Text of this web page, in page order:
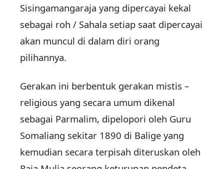
Sisingamangaraja yang dipercayai kekal
sebagai roh / Sahala setiap saat dipercayai
akan muncul di dalam diri orang
pilihannya.
Gerakan ini berbentuk gerakan mistis –
religious yang secara umum dikenal
sebagai Parmalim, dipelopori oleh Guru
Somaliang sekitar 1890 di Balige yang
kemudian secara terpisah diteruskan oleh